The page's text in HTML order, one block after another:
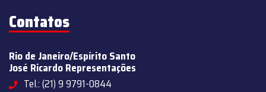
Contatos
Rio de Janeiro/Espírito Santo
José Ricardo Representações
Tel.: (21) 9 9791-0844